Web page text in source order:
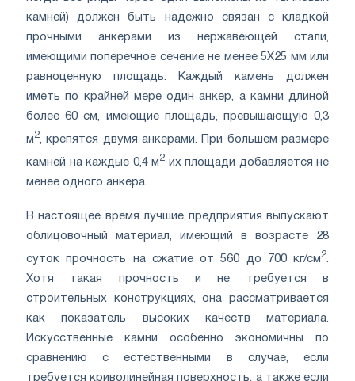
камней) должен быть надежно связан с кладкой
прочными анкерами из нержавеющей стали,
имеющими поперечное сечение не менее 5X25 мм или
равноценную площадь. Каждый камень должен
иметь по крайней мере один анкер, а камни длиной
более 60 см, имеющие площадь, превышающую 0,3
м2 , крепятся двумя анкерами. При большем размере
камней на каждые 0,4 м2 их площади добавляется не
менее одного анкера.
В настоящее время лучшие предприятия выпускают
облицовочный материал, имеющий в возрасте 28
суток прочность на сжатие от 560 до 700 кг/см2
Хотя такая прочность и не требуется в
строительных конструкциях, она рассматривается
как показатель высоких качеств материала.
Искусственные камни особенно экономичны по
сравнению с естественными в случае, если
требуется криволинейная поверхность, а также если